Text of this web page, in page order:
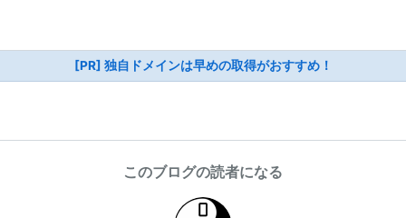
[PR] 独自ドメインは早めの取得がおすすめ！
このブログの読者になる